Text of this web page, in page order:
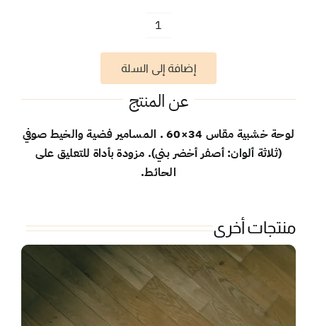
كمية
عباد
الشمس
إضافة إلى السلة
عن المنتج
لوحة خشبية مقاس 34×60 . المسامير فضية والخيط صوفي
(ثلاثة ألوان: أصفر أخضر بني). مزودة بأداة للتعليق على
الحائط.
منتجات أخرى